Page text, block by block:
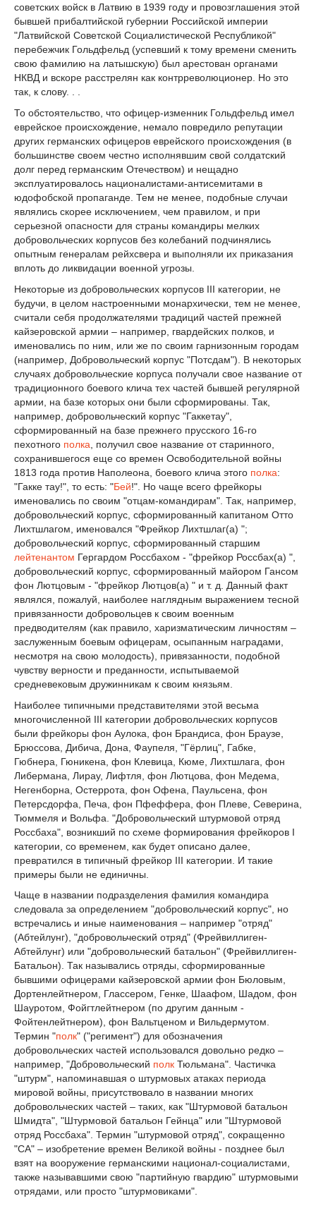
советских войск в Латвию в 1939 году и провозглашения этой
бывшей прибалтийской губернии Российской империи
"Латвийской Советской Социалистической Республикой"
перебежчик Гольдфельд (успевший к тому времени сменить
свою фамилию на латышскую) был арестован органами
НКВД и вскоре расстрелян как контрреволюционер. Но это
так, к слову. . .
То обстоятельство, что офицер-изменник Гольдфельд имел
еврейское происхождение, немало повредило репутации
других германских офицеров еврейского происхождения (в
большинстве своем честно исполнявшим свой солдатский
долг перед германским Отечеством) и нещадно
эксплуатировалось националистами-антисемитами в
юдофобской пропаганде. Тем не менее, подобные случаи
являлись скорее исключением, чем правилом, и при
серьезной опасности для страны командиры мелких
добровольческих корпусов без колебаний подчинялись
опытным генералам рейхсвера и выполняли их приказания
вплоть до ликвидации военной угрозы.
Некоторые из добровольческих корпусов III категории, не
будучи, в целом настроенными монархически, тем не менее,
считали себя продолжателями традиций частей прежней
кайзеровской армии – например, гвардейских полков, и
именовались по ним, или же по своим гарнизонным городам
(например, Добровольческий корпус "Потсдам"). В некоторых
случаях добровольческие корпуса получали свое название от
традиционного боевого клича тех частей бывшей регулярной
армии, на базе которых они были сформированы. Так,
например, добровольческий корпус "Гаккетау",
сформированный на базе прежнего прусского 16-го
пехотного полка , получил свое название от старинного,
сохранившегося еще со времен Освободительной войны
1813 года против Наполеона, боевого клича этого полка:
"Гакке тау!", то есть: "Бей!". Но чаще всего фрейкоры
именовались по своим "отцам-командирам". Так, например,
добровольческий корпус, сформированный капитаном Отто
Лихтшлагом, именовался "Фрейкор Лихтшлаг(а) ";
добровольческий корпус, сформированный старшим
лейтенантом Гергардом Россбахом - "фрейкор Россбах(а) ",
добровольческий корпус, сформированный майором Гансом
фон Лютцовым - "фрейкор Лютцов(а) " и т. д. Данный факт
являлся, пожалуй, наиболее наглядным выражением тесной
привязанности добровольцев к своим военным
предводителям (как правило, харизматическим личностям –
заслуженным боевым офицерам, осыпанным наградами,
несмотря на свою молодость), привязанности, подобной
чувству верности и преданности, испытываемой
средневековым дружинникам к своим князьям.
Наиболее типичными представителями этой весьма
многочисленной III категории добровольческих корпусов
были фрейкоры фон Аулока, фон Брандиса, фон Браузе,
Брюссова, Дибича, Дона, Фаупеля, "Гёрлиц", Габке,
Гюбнера, Гюникена, фон Клевица, Кюме, Лихтшлага, фон
Либермана, Лирау, Лифтля, фон Лютцова, фон Медема,
Негенборна, Остеррота, фон Офена, Паульсена, фон
Петерсдорфа, Печа, фон Пфеффера, фон Плеве, Северина,
Тюммеля и Вольфа. "Добровольческий штурмовой отряд
Россбаха", возникший по схеме формирования фрейкоров I
категории, со временем, как будет описано далее,
превратился в типичный фрейкор III категории. И такие
примеры были не единичны.
Чаще в названии подразделения фамилия командирa
следовала за определением "добровольческий корпус", но
встречались и иные наименования – например "отряд"
(Абтейлунг), "добровольческий отряд" (Фрейвиллиген-
Абтейлунг) или "добровольческий батальон" (Фрейвиллиген-
Батальон). Так назывались отряды, сформированные
бывшими офицерами кайзеровской армии фон Бюловым,
Дортенлейтнером, Глассером, Генке, Шаафом, Шадом, фон
Шауротом, Фойгтлейтнером (по другим данным -
Фойтенлейтнером), фон Вальтценом и Вильдермутом.
Термин "полк" ("регимент") для обозначения
добровольческих частей использовался довольно редко –
например, "Добровольческий полк Тюльмана". Частичка
"штурм", напоминавшая о штурмовых атаках периода
мировой войны, присутствовало в названии многих
добровольческих частей – таких, как "Штурмовой батальон
Шмидта", "Штурмовой батальон Гейнца" или "Штурмовой
отряд Россбаха". Термин "штурмовой отряд", сокращенно
"СА" – изобретение времен Великой войны - позднее был
взят на вооружение германскими национал-социалистами,
также называвшими свою "партийную гвардию" штурмовыми
отрядами, или просто "штурмовиками".